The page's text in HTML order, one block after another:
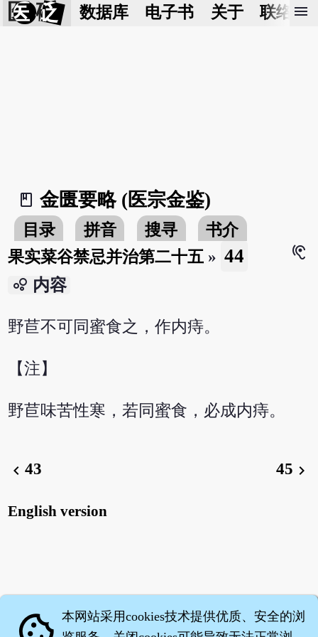
医 砭 数据库 电子书 关于 联络我
menu
book_2
金匮要略 (医宗金鉴)
目录 拼音 搜寻
书介
果实菜谷禁忌并治第二十五 » 44
hearing
bubble_chart 内容
野苣不可同蜜食之，作内痔。
【注】
野苣味苦性寒，若同蜜食，必成内痔。
chevron_left43 45 chevron_right
English version
本网站采用cookies技术提供优质、安全的浏